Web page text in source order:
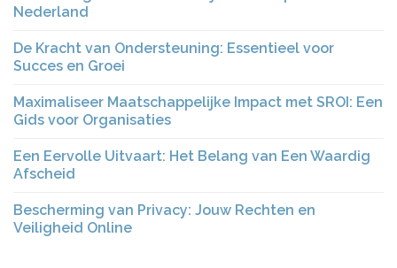
Nederland
De Kracht van Ondersteuning: Essentieel voor
Succes en Groei
Maximaliseer Maatschappelijke Impact met SROI: Een
Gids voor Organisaties
Een Eervolle Uitvaart: Het Belang van Een Waardig
Afscheid
Bescherming van Privacy: Jouw Rechten en
Veiligheid Online